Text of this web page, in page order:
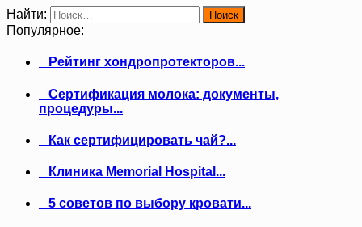
Найти:
Популярное:
Рейтинг хондропротекторов...
Сертификация молока: документы,
процедуры...
Как сертифицировать чай?...
Клиника Memorial Hospital...
5 советов по выбору кровати...